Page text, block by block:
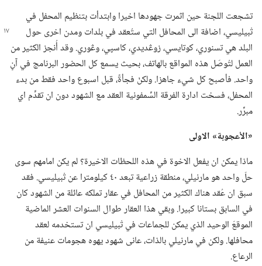
تشجعت اللجنة حين اثمرت جهودها اخيرا وابتدأت بتنظيم المحفل في
تْبيليسي،‏ اضافة الى المحافل التي ستُعقد في بلدات ومدن اخرى حول
البلد هي تسنوري،‏ كوتايسي،‏ زوڠديدي،‏ كاسپي،‏ وڠوري.‏ وقد أُنجز الكثير من
العمل لتُوصَل هذه المواقع بالهاتف،‏ بحيث يسمع كل الحضور البرنامج في آنٍ
واحد.‏ فأصبح كل شيء جاهزا.‏ ولكنْ فجأةً،‏ قبل اسبوع واحد فقط من بدء
المحفل،‏ فسخت ادارة الفرقة السِّمفونية العقد مع الشهود دون ان تقدِّم اي
مبرِّر.‏
‏«الأعجوبة» الاولى
ماذا يمكن ان يفعل الاخوة في هذه اللحظات الاخيرة؟‏ لم يكن امامهم سوى
حلّ واحد هو مارنيلي،‏ منطقة زراعية تبعد ٤٠ كيلومترا عن تْبيليسي.‏ فقد
سبق ان عُقد هناك الكثير من المحافل في عقار تملكه عائلة من الشهود كان
في السابق بستانا كبيرا.‏ وبقي هذا العقار طوال السنوات العشر الماضية
الموقعَ الوحيد الذي يمكن للجماعات في تْبيليسي ان تستخدمه لعقد
محافلها.‏ ولكن في مارنيلي بالذات،‏ عانى شهود يهوه هجومات عنيفة من
الرعاع.‏